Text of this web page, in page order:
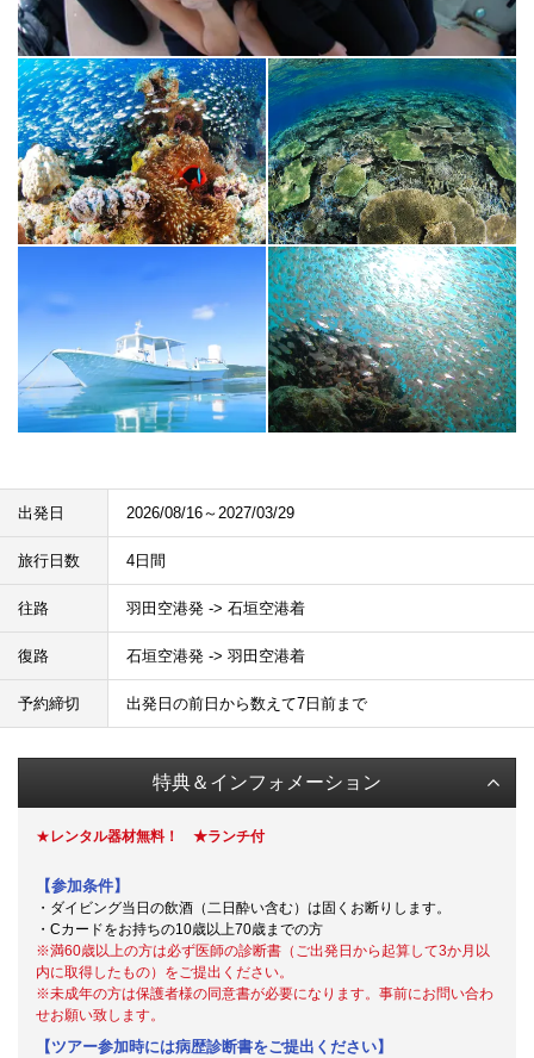
出発日 2026/08/16～2027/03/29
旅行日数 4日間
往路 羽田空港発 -> 石垣空港着
復路 石垣空港発 -> 羽田空港着
予約締切 出発日の前日から数えて7日前まで
特典＆インフォメーション
★レンタル器材無料！ ★ランチ付
【参加条件】
・ダイビング当日の飲酒（二日酔い含む）は固くお断りします。
・Cカードをお持ちの10歳以上70歳までの方
※満60歳以上の方は必ず医師の診断書（ご出発日から起算して3か月以
内に取得したもの）をご提出ください。
※未成年の方は保護者様の同意書が必要になります。事前にお問い合わ
せお願い致します。
【ツアー参加時には病歴診断書をご提出ください】